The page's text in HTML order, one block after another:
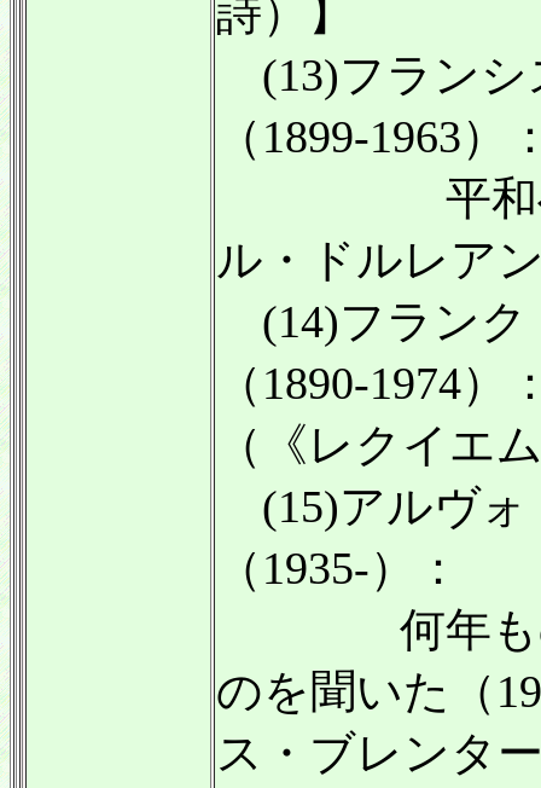
詩）】
(13)フランシ
（1899-1963）
平和への
ル・ドルレア
(14)フランク
（1890-1974
（《レクイエ
(15)アルヴォ
（1935-）：
何年もの
のを聞いた（
ス・ブレンタ